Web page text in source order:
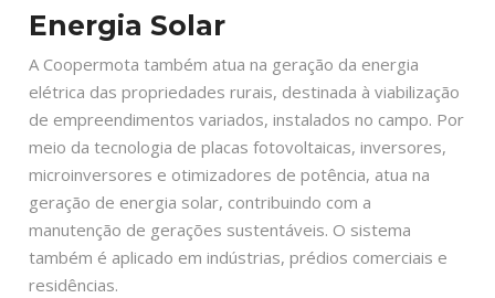
Energia Solar
A Coopermota também atua na geração da energia
elétrica das propriedades rurais, destinada à viabilização
de empreendimentos variados, instalados no campo. Por
meio da tecnologia de placas fotovoltaicas, inversores,
microinversores e otimizadores de potência, atua na
geração de energia solar, contribuindo com a
manutenção de gerações sustentáveis. O sistema
também é aplicado em indústrias, prédios comerciais e
residências.